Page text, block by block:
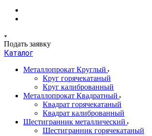
Подать заявку
Каталог
Металлопрокат Круглый
Круг горячекатаный
Круг калиброванный
Металлопрокат Квадратный
Квадрат горячекатаный
Квадрат калиброванный
Шестигранник металлический
Шестигранник горячекатаный